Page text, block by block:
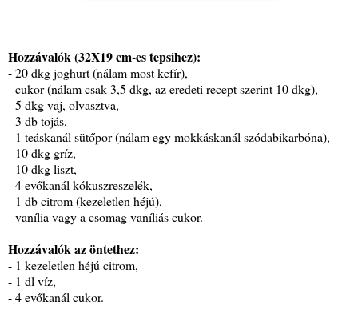
Hozzávalók (32X19 cm-es tepsihez):
- 20 dkg joghurt (nálam most kefír),
- cukor (nálam csak 3,5 dkg, az eredeti recept szerint 10 dkg),
- 5 dkg vaj, olvasztva,
- 3 db tojás,
- 1 teáskanál sütőpor (nálam egy mokkáskanál szódabikarbóna),
- 10 dkg gríz,
- 10 dkg liszt,
- 4 evőkanál kókuszreszelék,
- 1 db citrom (kezeletlen héjú),
- vanília vagy a csomag vaníliás cukor.
Hozzávalók az öntethez:
- 1 kezeletlen héjú citrom,
- 1 dl víz,
- 4 evőkanál cukor.